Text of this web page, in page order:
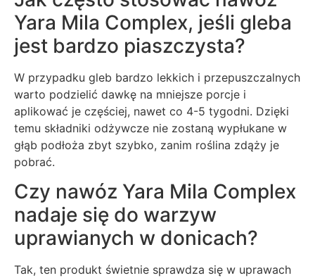
Yara Mila Complex, jeśli gleba
jest bardzo piaszczysta?
W przypadku gleb bardzo lekkich i przepuszczalnych
warto podzielić dawkę na mniejsze porcje i
aplikować je częściej, nawet co 4-5 tygodni. Dzięki
temu składniki odżywcze nie zostaną wypłukane w
głąb podłoża zbyt szybko, zanim roślina zdąży je
pobrać.
Czy nawóz Yara Mila Complex
nadaje się do warzyw
uprawianych w donicach?
Tak, ten produkt świetnie sprawdza się w uprawach